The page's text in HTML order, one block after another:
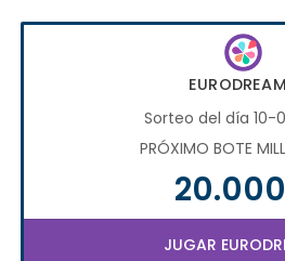
Sorteo del día 10-
PRÓXIMO BOTE
JUGAR